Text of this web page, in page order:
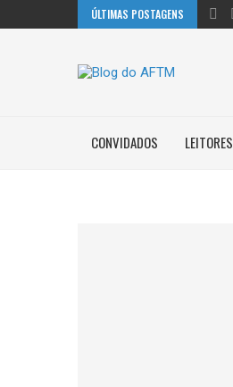
ÚLTIMAS POSTAGENS
CONVIDADOS LEITORES